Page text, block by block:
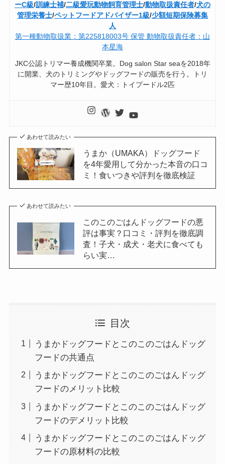
ーC級/訓練士補/二級愛玩動物飼育管理士/動物取扱責任者/犬の
管理栄養士/ペットフードアドバイザー1級/少額短期保険募集
人
第一種動物取扱業：第225818003号 保管 動物取扱責任者：山
本星海
JKC公認トリマー養成機関卒業。Dog salon Star seaを2018年
に開業、犬のトリミングやドッグフードの販売を行う。トリ
マー歴10年目。愛犬：トイプードル2匹
あわせて読みたい
うまか（UMAKA）ドッグフード
を4年愛用して分かった本音の口コ
ミ！食いつきや評判を徹底検証
あわせて読みたい
このこのごはんドッグフードの悪
評は事実？口コミ・評判を徹底調
査！子犬・成犬・老犬に食べても
らい実…
目次
うまかドッグフードとこのこのごはんドッグ
フードの共通点
うまかドッグフードとこのこのごはんドッグ
フードのメリット比較
うまかドッグフードとこのこのごはんドッグ
フードのデメリット比較
うまかドッグフードとこのこのごはんドッグ
フードの原材料の比較